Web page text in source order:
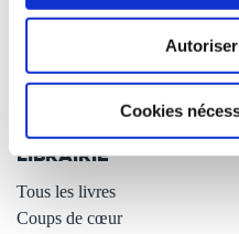
Cookies
Qui sommes-nous ?
Nos services aux auteurs
LIBRAIRIE
Tous les livres
Coups de cœur